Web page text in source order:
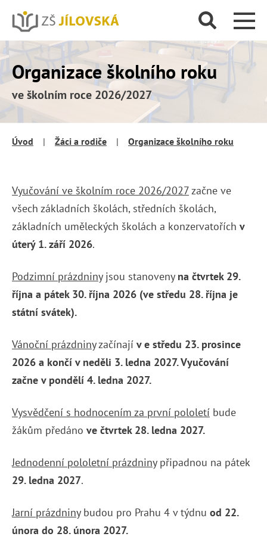
Organizace školního roku
ve školním roce 2026/2027
Úvod | Žáci a rodiče | Organizace školního roku
Vyučování ve školním roce 2026/2027začne ve
všech základních školách, středních školách,
základních uměleckých školách a konzervatořích v
úterý 1. září 2026.
Podzimní prázdninyjsou stanoveny na čtvrtek 29.
října a pátek 30. října 2026 (ve středu 28. října je
státní svátek).
Vánoční prázdninyzačínají v e středu 23. prosince
2026 a končí v neděli 3. ledna 2027. Vyučování
začne v pondělí 4. ledna 2027.
Vysvědčení s hodnocením za první pololetí bude
žákům předáno ve čtvrtek 28. ledna 2027.
Jednodenní pololetní prázdninypřipadnou na pátek
29. ledna 2027.
Jarní prázdninybudou pro Prahu 4 v týdnu od 22.
února do 28. února 2027.